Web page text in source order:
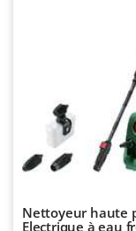
Nettoyeur haute
Electrique à eau